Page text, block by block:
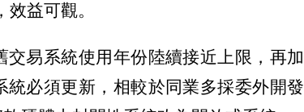
益可觀。
交易系統使用年份陸續接近上限，再加
統必須更新，相較於同業多採委外開發